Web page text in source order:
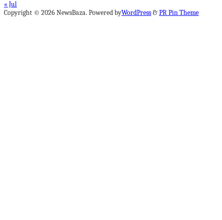
« Jul
Copyright © 2026 NewsBaza. Powered byWordPress&PR Pin Theme